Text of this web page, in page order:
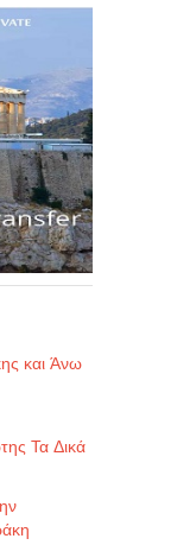
και Άνω
Τα Δικά